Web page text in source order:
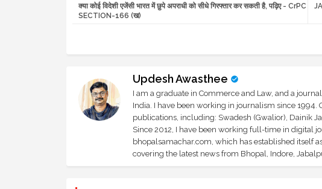
क्या कोई विदेशी एजेंसी भारत में छुपे अपराधी को सीधे गिरफ्तार कर सकती है, पढ़िए - CrPC
SECTION-166 (ख)
Updesh Awasthee
I am a graduate in Commerce and Law, and a
India. I have been working in journalism since
publications, including: Swadesh (Gwalior), Dainik
Since 2012, I have been working full-time in digital
bhopalsamachar.com, which has established itself
covering the latest news from Bhopal, Indore,